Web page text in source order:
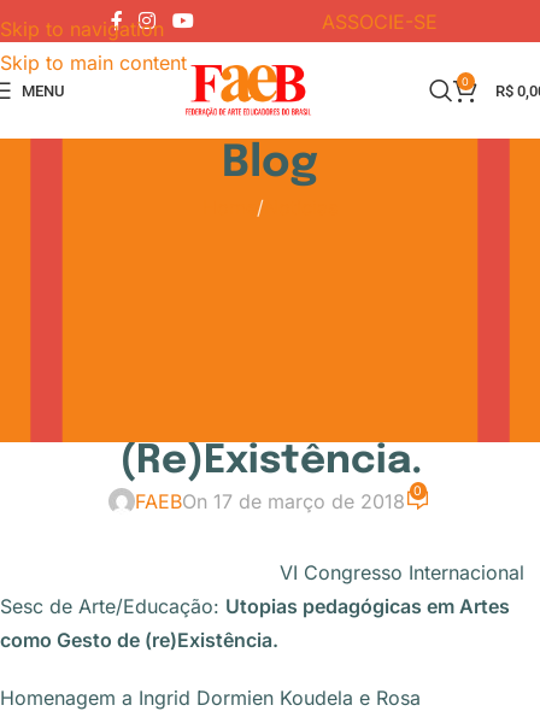
Skip to navigation
Skip to main content
ASSOCIE-SE
MENU 0 R$
Blog
(Re)Existência.
FAEBOn 17 de março de 2018 0
VI Congresso Internacional
Sesc de Arte/Educação: Utopias pedagógicas em Artes
como Gesto de (re)Existência.
Homenagem a Ingrid Dormien Koudela e Rosa